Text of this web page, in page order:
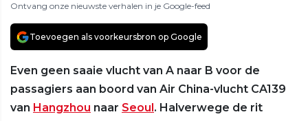
Ontvang onze nieuwste verhalen in je Google-feed
Toevoegen als voorkeursbron op Google
Even geen saaie vlucht van A naar B voor de
passagiers aan boord van Air China-vlucht CA139
van Hangzhou naar Seoul. Halverwege de rit